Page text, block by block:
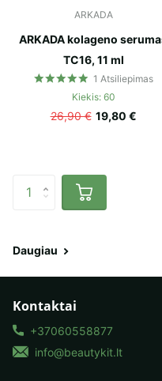
ARKADA
ARKADA kolageno
TC16, 11 ml
1 Atsiliepimas
Kiekis: 60
26,90 € 19,80 €
Daugiau
Kontaktai
+37060558877
info@beautykit.lt